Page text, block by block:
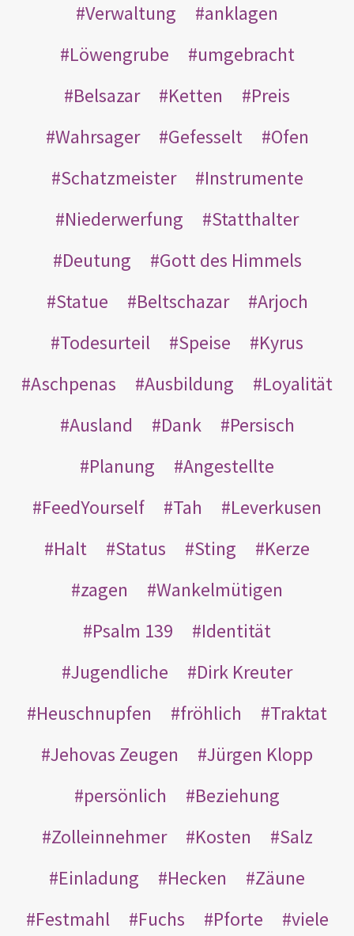
Verwaltung
anklagen
Löwengrube
umgebracht
Belsazar
Ketten
Preis
Wahrsager
Gefesselt
Ofen
Schatzmeister
Instrumente
Niederwerfung
Statthalter
Deutung
Gott des Himmels
Statue
Beltschazar
Arjoch
Todesurteil
Speise
Kyrus
Aschpenas
Ausbildung
Loyalität
Ausland
Dank
Persisch
Planung
Angestellte
FeedYourself
Tah
Leverkusen
Halt
Status Sting
Kerze
zagen
Wankelmütigen
Psalm 139
Identität
Jugendliche
Dirk Kreuter
Heuschnupfen
fröhlich
Traktat
Jehovas Zeugen
Jürgen Klopp
persönlich
Beziehung
Zolleinnehmer
Kosten
Salz
Einladung
Hecken
Zäune
Festmahl
Fuchs Pforte viele